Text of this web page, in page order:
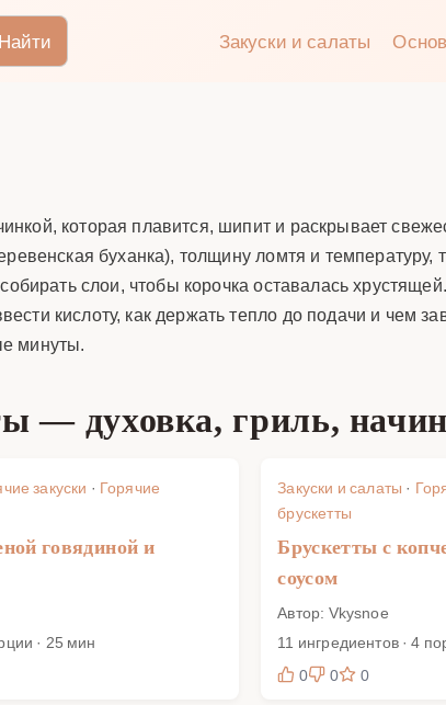
Найти Закуски и салаты
которая плавится, шипит и раскрывает
буханка), толщину ломтя и температуру,
слои, чтобы корочка оставалась
кислоту, как держать тепло до подачи и чем
минуты.
— духовка, гриль,
закуски · Горячие
говядиной и
· 25 мин
Закуски и салаты ·
брускетты
Брускетты с
соусом
Автор: Vkysnoe
11 ингредиентов · 4
0
0 0